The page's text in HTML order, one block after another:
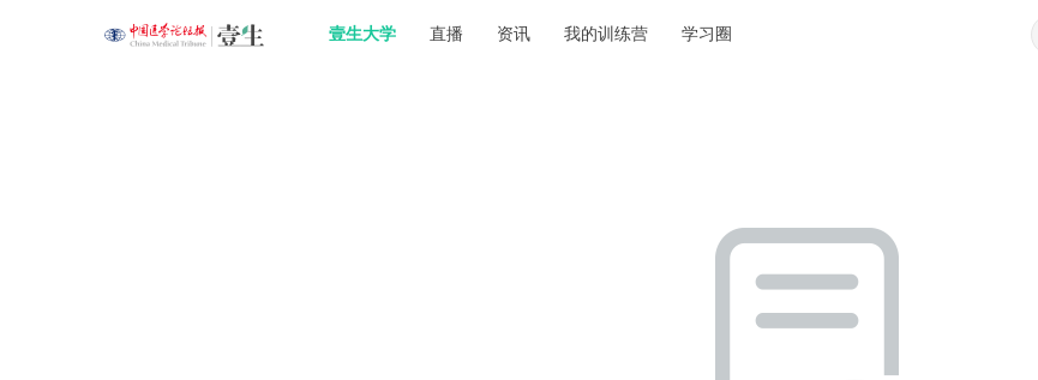
壹生大学 直播 资讯 我的训练营 学习圈